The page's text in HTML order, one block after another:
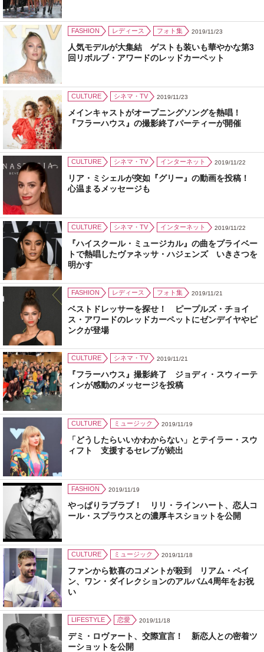
FASHION レディース フォト集 2019/11/23
人気モデルが大集結 ゲストも装いも華やかな第3
回リボルブ・アワードのレッドカーペット
CULTURE シネマ・TV 2019/11/23
メインキャストがオープニングソングを熱唱！
『フラーハウス』の撮影終了パーティーが開催
CULTURE シネマ・TV インターネット 2019/11/22
リア・ミシェルが突如『グリー』の動画を投稿！
心温まるメッセージも
CULTURE シネマ・TV インターネット 2019/11/22
『ハイスクール・ミュージカル』の曲をプライベー
トで熱唱したヴァネッサ・ハジェンズ いきさつを
明かす
FASHION レディース フォト集 2019/11/21
ベストドレッサーを探せ！ ピープルズ・チョイ
ス・アワードのレッドカーペットにゼンデイヤやピ
ンクが登場
CULTURE シネマ・TV 2019/11/21
『フラーハウス』撮影終了 ジョディ・スウィーテ
ィンが感動のメッセージを投稿
CULTURE ミュージック 2019/11/19
「どうしたらいいかわからない」とテイラー・スウ
ィフト 支援するセレブが続出
FASHION 2019/11/19
やっぱりラブラブ！ リリ・ラインハート、恋人コ
ール・スプラウスとの濃厚キスショットを公開
CULTURE ミュージック 2019/11/18
ファンから歓喜のコメントが殺到 リアム・ペイ
ン、ワン・ダイレクションのアルバム4周年をお祝
い
LIFESTYLE 恋愛 2019/11/18
デミ・ロヴァート、交際宣言！ 新恋人との密着ツ
ーショットを公開